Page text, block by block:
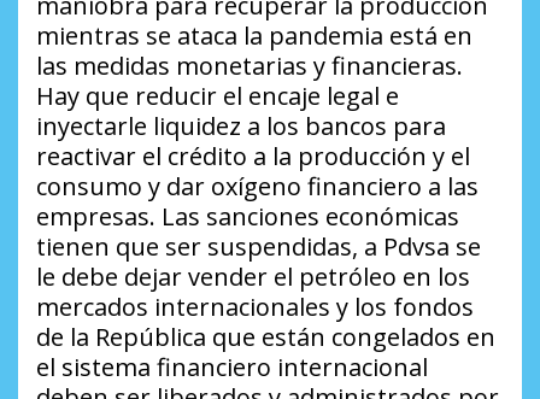
mientras se ataca la pandemia está en
las medidas monetarias y financieras.
Hay que reducir el encaje legal e
inyectarle liquidez a los bancos para
reactivar el crédito a la producción y el
consumo y dar oxígeno financiero a las
empresas. Las sanciones económicas
tienen que ser suspendidas, a Pdvsa se
le debe dejar vender el petróleo en los
mercados internacionales y los fondos
de la República que están congelados en
el sistema financiero internacional